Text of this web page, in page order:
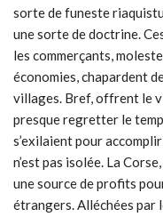
sorte de funeste
une sorte de doctrine.
les commerçants,
économies, chapardent
villages. Bref, offrent le
presque regretter le
s’exilaient pour
n’est pas isolée. La
une source de profits
étrangers. Alléchées par